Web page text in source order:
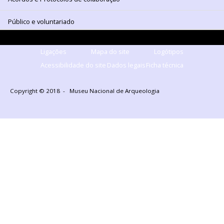
Público e voluntariado
Ligações Mapa do site
Logótipos
Acessibilidade do site Dados legaisFicha técnica
Copyright © 2018 - Museu Nacional de Arqueologia